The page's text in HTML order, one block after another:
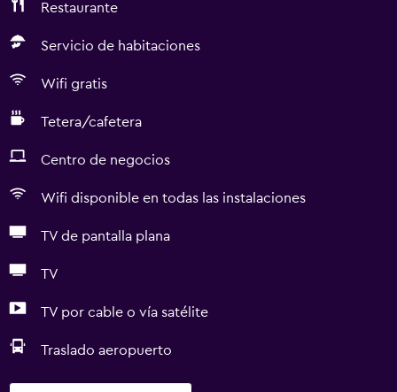
Restaurante
Servicio de habitaciones
Wifi gratis
Tetera/cafetera
Centro de negocios
Wifi disponible en todas las instalaciones
TV de pantalla plana
TV
TV por cable o vía satélite
Traslado aeropuerto